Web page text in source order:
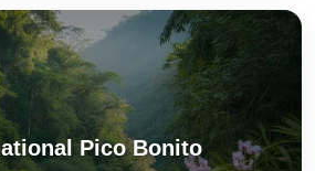
Pico Bonito